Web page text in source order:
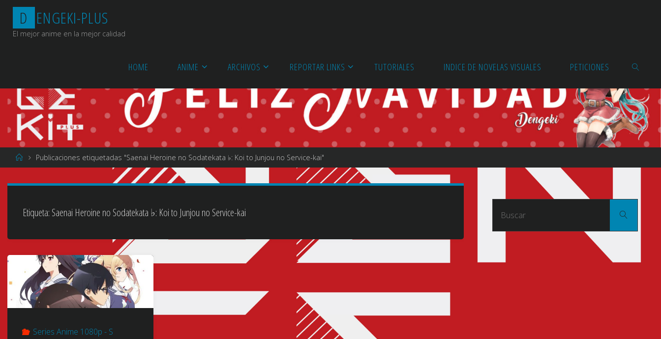
Saltar
contenido
D ENGEKI-PLUS
El mejor anime en la mejor calidad
HOME ANIME ARCHIVOS REPORTAR LINKS TUTORIALES INDICE DE NOVELAS VISUALES PETICIONES
BUSCAR
Página
de
Publicaciones etiquetadas "Saenai Heroine no Sodatekata ♭: Koi to Junjou no Service-kai"
Etiqueta: Saenai Heroine no Sodatekata ♭: Koi to Junjou no Service-kai
Series Anime 1080p - S
Buscar